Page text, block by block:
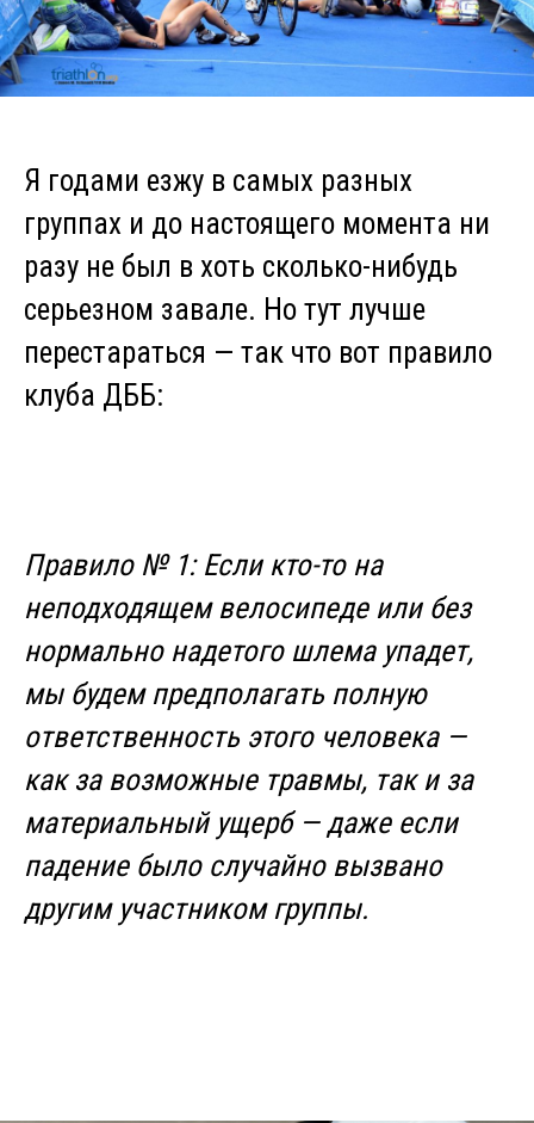
Я годами езжу в самых разных
группах и до настоящего момента ни
разу не был в хоть сколько-нибудь
серьезном завале. Но тут лучше
перестараться — так что вот правило
клуба ДББ:
Правило № 1: Если кто-то на
неподходящем велосипеде или без
нормально надетого шлема упадет,
мы будем предполагать полную
ответственность этого человека —
как за возможные травмы, так и за
материальный ущерб — даже если
падение было случайно вызвано
другим участником группы.